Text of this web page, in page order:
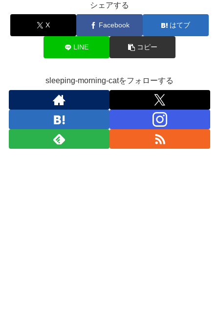
シェアする
X Facebook はてブ
LINE コピー
sleeping-morning-catをフォローする